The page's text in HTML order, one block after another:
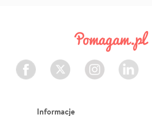
Facebook Twitter Instagram LinkedIn
Informacje